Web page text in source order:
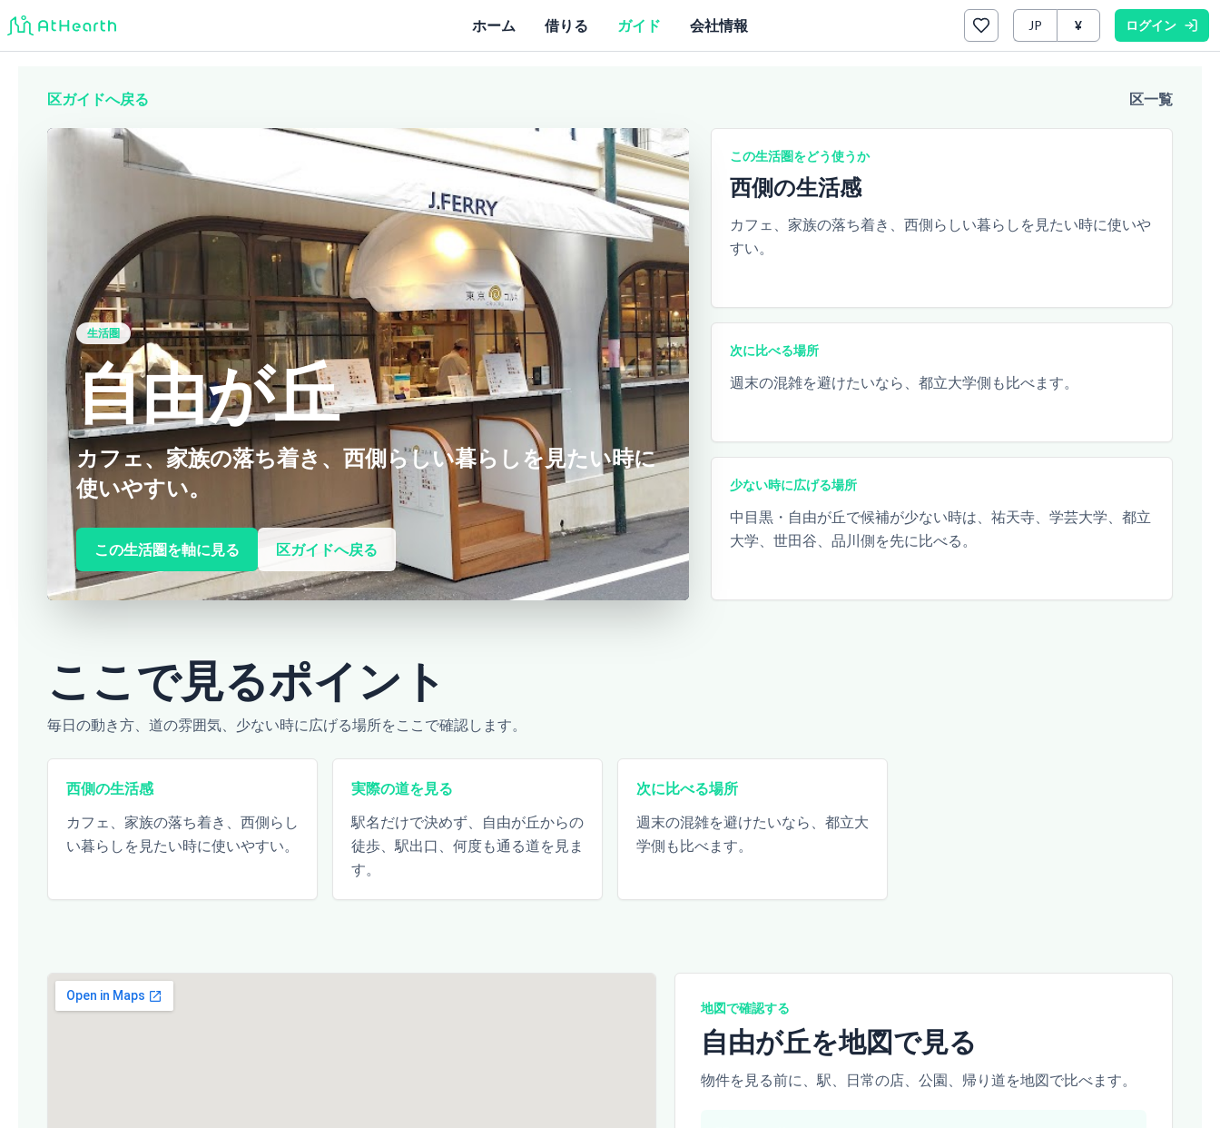
ホーム 借りる ガイド 会社情報 JP ¥ ログイン
区ガイドへ戻る 区一覧
生活圏
自由が丘
カフェ、家族の落ち着き、西側らしい暮らしを見たい時に
使いやすい。
この生活圏を軸に見る 区ガイドへ戻る
この生活圏をどう使うか
西側の生活感
カフェ、家族の落ち着き、西側らしい暮らしを見たい時に使いや
すい。
次に比べる場所
週末の混雑を避けたいなら、都立大学側も比べます。
少ない時に広げる場所
中目黒・自由が丘で候補が少ない時は、祐天寺、学芸大学、都立
大学、世田谷、品川側を先に比べる。
ここで見るポイント
毎日の動き方、道の雰囲気、少ない時に広げる場所をここで確認します。
西側の生活感
カフェ、家族の落ち着き、西側らし
い暮らしを見たい時に使いやすい。
実際の道を見る
駅名だけで決めず、自由が丘からの
徒歩、駅出口、何度も通る道を見ま
す。
次に比べる場所
週末の混雑を避けたいなら、都立大
学側も比べます。
地図で確認する
自由が丘を地図で見る
物件を見る前に、駅、日常の店、公園、帰り道を地図で比べます。